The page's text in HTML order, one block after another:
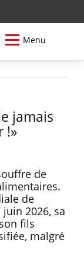
Menu
jamais
!»
de
de
2026, sa
fils
malgré